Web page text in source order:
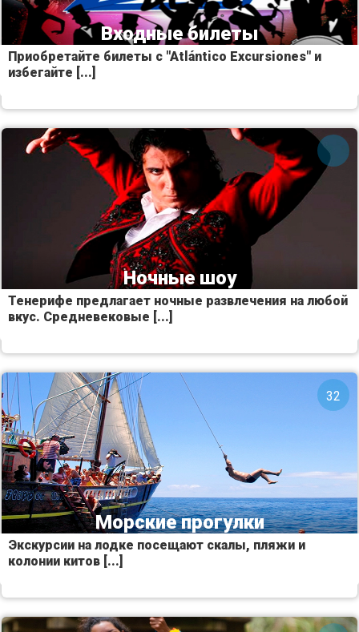
Входные билеты
Приобретайте билеты с "Atlántico Excursiones" и
избегайте [...]
Ночные шоу
Тенерифе предлагает ночные развлечения на любой
вкус. Средневековые [...]
32
Морские прогулки
Экскурсии на лодке посещают скалы, пляжи и
колонии китов [...]